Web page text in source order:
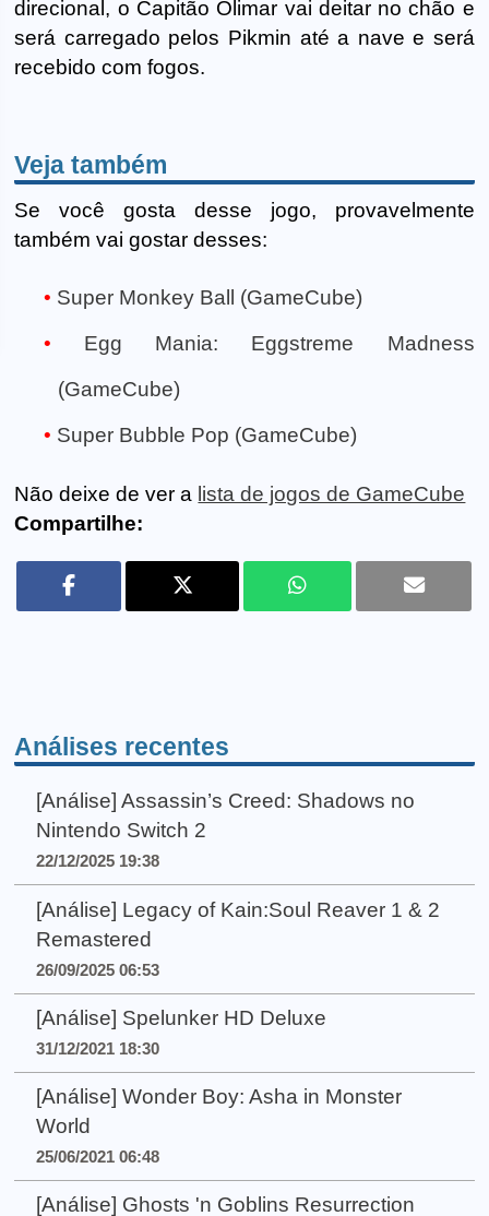
direcional, o Capitão Olimar vai deitar no chão e
será carregado pelos Pikmin até a nave e será
recebido com fogos.
Veja também
Se você gosta desse jogo, provavelmente
também vai gostar desses:
Super Monkey Ball (GameCube)
Egg Mania: Eggstreme Madness
(GameCube)
Super Bubble Pop (GameCube)
Não deixe de ver a lista de jogos de GameCube
Compartilhe:
Análises recentes
[Análise] Assassin’s Creed: Shadows no
Nintendo Switch 2
22/12/2025 19:38
[Análise] Legacy of Kain:Soul Reaver 1 & 2
Remastered
26/09/2025 06:53
[Análise] Spelunker HD Deluxe
31/12/2021 18:30
[Análise] Wonder Boy: Asha in Monster
World
25/06/2021 06:48
[Análise] Ghosts 'n Goblins Resurrection